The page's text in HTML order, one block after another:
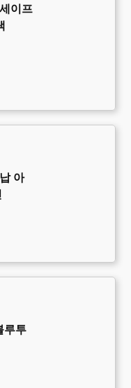
이프
아
루투